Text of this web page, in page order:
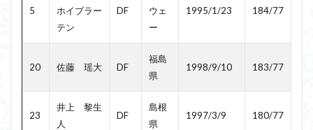
5
ホイブラー
テン
DF
ウェ
ー
1995/1/23 184/77
20 佐藤 瑶大 DF
福島
県
1998/9/10 183/77
23
井上 黎生
人
DF
島根
県
1997/3/9 180/77